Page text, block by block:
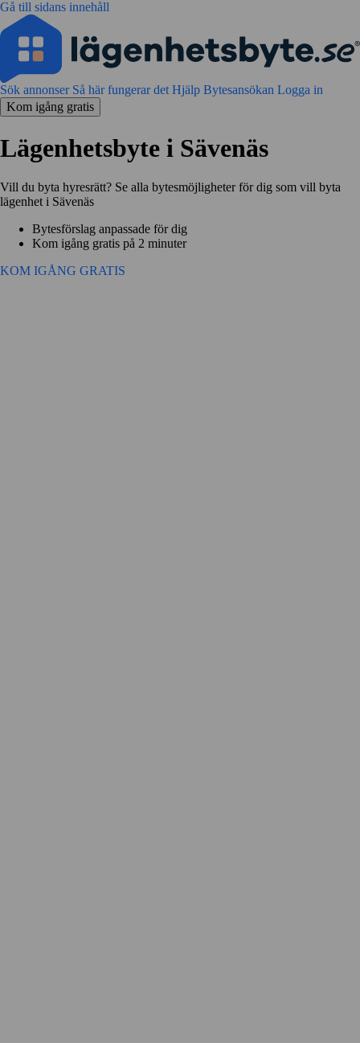
Gå till sidans innehåll
Sök annonser Så här fungerar det Hjälp Bytesansökan Logga in
Kom igång gratis
Lägenhetsbyte i Sävenäs
Vill du byta hyresrätt? Se alla bytesmöjligheter för dig som vill byta
lägenhet i Sävenäs
Bytesförslag anpassade för dig
Kom igång gratis på 2 minuter
KOM IGÅNG GRATIS